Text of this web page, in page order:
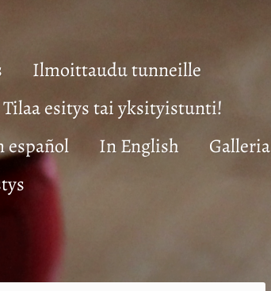
Ilmoittaudu tunneille
Tilaa esitys tai yksityistunti!
español In English
Galleria